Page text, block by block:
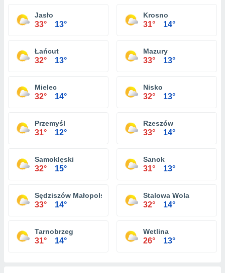
Jasło
33° 13°
Krosno
31° 14°
Łańcut
32° 13°
Mazury
33° 13°
Mielec
32° 14°
Nisko
32° 13°
Przemyśl
31° 12°
Rzeszów
33° 14°
Samoklęski
32° 15°
Sanok
31° 13°
Sędziszów Małopolski
33° 14°
Stalowa Wola
32° 14°
Tarnobrzeg
31° 14°
Wetlina
26° 13°